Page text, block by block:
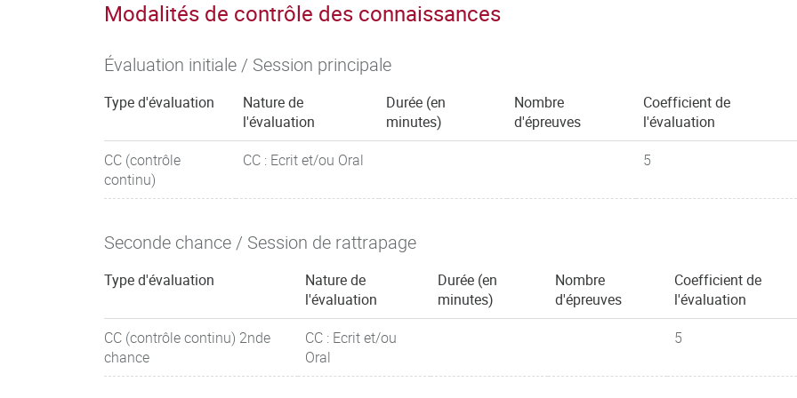
Visite d’une fromagerie
Mémoire bibliographique
Modalités de contrôle des connaissances
Évaluation initiale / Session principale
Type d'évaluation
Nature de
l'évaluation
Durée (en
minutes)
Nombre
d'épreuves
Coefficient de
l'évaluation
CC (contrôle
continu)
CC : Ecrit et/ou Oral 5
Seconde chance / Session de rattrapage
Type d'évaluation
Nature de
l'évaluation
Durée (en
minutes)
Nombre
d'épreuves
Coefficient de
l'évaluation
CC (contrôle continu) 2nde
chance
CC : Ecrit et/ou
Oral
5